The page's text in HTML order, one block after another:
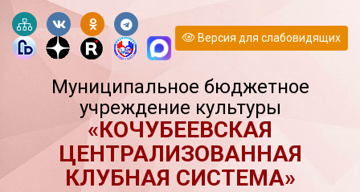
Версия для слабовидящих
Муниципальное бюджетное
учреждение культуры
«КОЧУБЕЕВСКАЯ
ЦЕНТРАЛИЗОВАННАЯ
КЛУБНАЯ СИСТЕМА»